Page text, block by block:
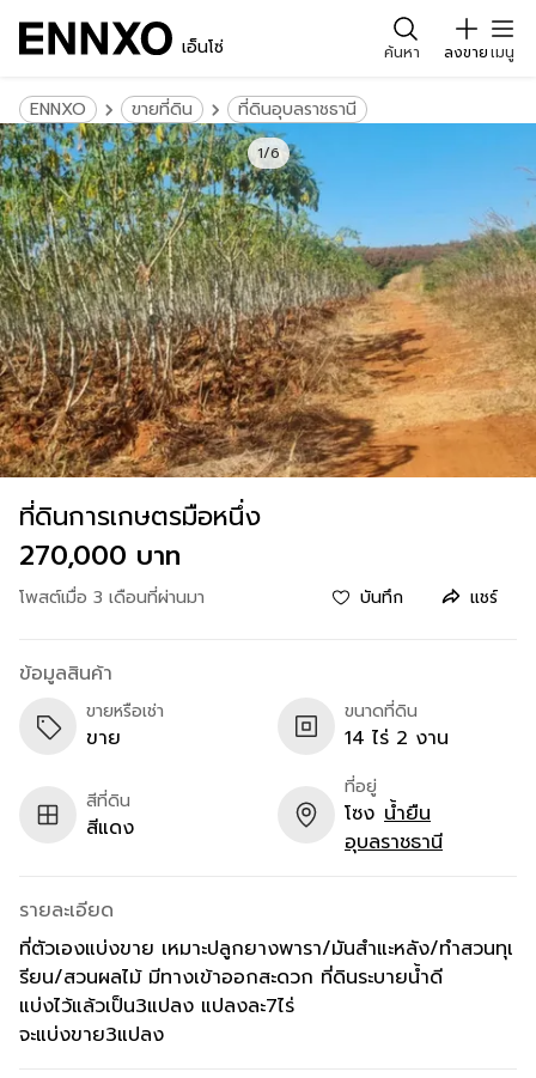
เอ็นโซ่ ค้นหา ลงขายเมนู
ENNXO ขายที่ดิน ที่ดินอุบลราชธานี
1/6
ที่ดินการเกษตรมือหนึ่ง
270,000 บาท
โพสต์เมื่อ 3 เดือนที่ผ่านมา บันทึก แชร์
ข้อมูลสินค้า
ขายหรือเช่า
ขาย
ขนาดที่ดิน
14 ไร่ 2 งาน
สีที่ดิน
สีแดง
ที่อยู่
โซง น้ำยืน
อุบลราชธานี
รายละเอียด
ที่ตัวเองแบ่งขาย เหมาะปลูกยางพารา/มันสำแะหลัง/ทำสวนทุเ
รียน/สวนผลไม้ มีทางเข้าออกสะดวก ที่ดินระบายน้ำดี
แบ่งไว้แล้วเป็น3แปลง แปลงละ7ไร่
จะแบ่งขาย3แปลง